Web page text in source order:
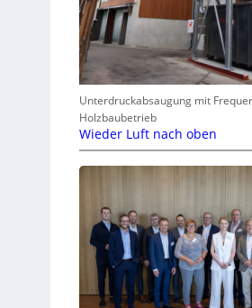
Unterdruckabsaugung mit
Holzbaubetrieb
Wieder Luft nach oben